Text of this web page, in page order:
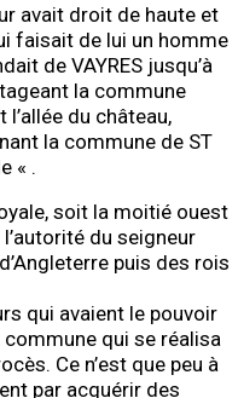
avait droit de haute et
faisait de lui un homme
de VAYRES jusqu’à
la commune
du château,
la commune de ST
« .
soit la moitié ouest
du seigneur
puis des rois
qui avaient le pouvoir
qui se réalisa
Ce n’est que peu à
par acquérir des